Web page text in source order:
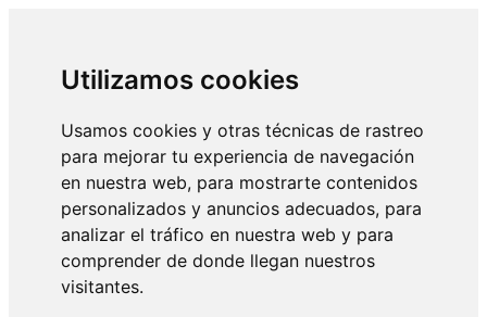
Utilizamos cookies
Usamos cookies y otras técnicas de rastreo
para mejorar tu experiencia de navegación
en nuestra web, para mostrarte contenidos
personalizados y anuncios adecuados, para
analizar el tráfico en nuestra web y para
comprender de donde llegan nuestros
visitantes.